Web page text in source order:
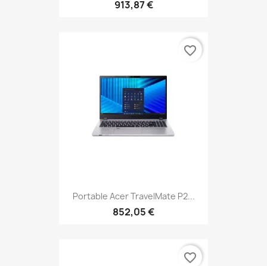
913,87 €
Portable Acer TravelMate P2...
852,05 €
favorite_border
favorite_border